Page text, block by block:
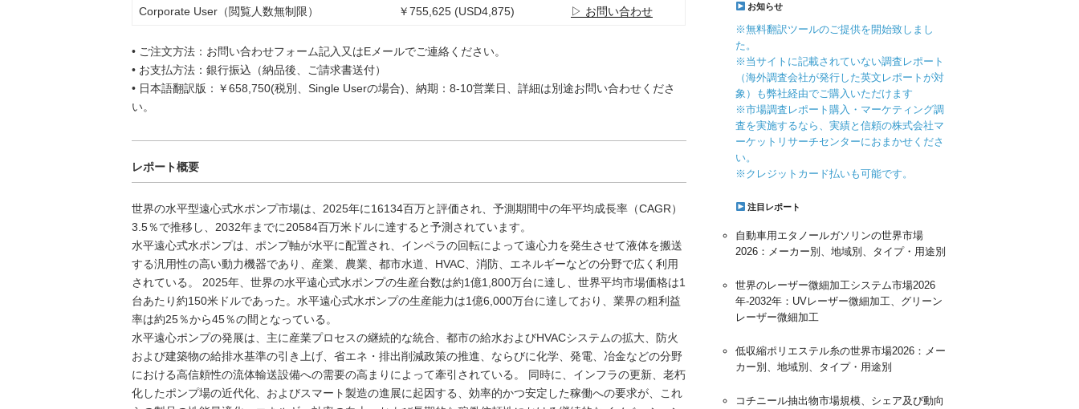
Corporate User（閲覧人数無制限） ￥755,625 (USD4,875) ▷ お問い合わせ
• ご注文方法：お問い合わせフォーム記入又はEメールでご連絡ください。
• お支払方法：銀行振込（納品後、ご請求書送付）
• 日本語翻訳版：￥658,750(税別、Single Userの場合)、納期：8-10営業日、詳細は別途お問い合わせくださ
い。
レポート概要
世界の水平型遠心式水ポンプ市場は、2025年に16134百万と評価され、予測期間中の年平均成長率（CAGR）
3.5％で推移し、2032年までに20584百万米ドルに達すると予測されています。
水平遠心式水ポンプは、ポンプ軸が水平に配置され、インペラの回転によって遠心力を発生させて液体を搬送
する汎用性の高い動力機器であり、産業、農業、都市水道、HVAC、消防、エネルギーなどの分野で広く利用
されている。 2025年、世界の水平遠心式水ポンプの生産台数は約1億1,800万台に達し、世界平均市場価格は1
台あたり約150米ドルであった。水平遠心式水ポンプの生産能力は1億6,000万台に達しており、業界の粗利益
率は約25％から45％の間となっている。
水平遠心ポンプの発展は、主に産業プロセスの継続的な統合、都市の給水およびHVACシステムの拡大、防火
および建築物の給排水基準の引き上げ、省エネ・排出削減政策の推進、ならびに化学、発電、冶金などの分野
における高信頼性の流体輸送設備への需要の高まりによって牽引されている。 同時に、インフラの更新、老朽
化したポンプ場の近代化、およびスマート製造の進展に起因する、効率的かつ安定した稼働への要求が、これ
お知らせ
※無料翻訳ツールのご提供を開始致しまし
た。
※当サイトに記載されていない調査レポート
（海外調査会社が発行した英文レポートが対
象）も弊社経由でご購入いただけます
※市場調査レポート購入・マーケティング調
査を実施するなら、実績と信頼の株式会社マ
ーケットリサーチセンターにおまかせくださ
い。
※クレジットカード払いも可能です。
注目レポート
自動車用エタノールガソリンの世界市場
2026：メーカー別、地域別、タイプ・用途別
世界のレーザー微細加工システム市場2026
年-2032年：UVレーザー微細加工、グリーン
レーザー微細加工
低収縮ポリエステル糸の世界市場2026：メー
カー別、地域別、タイプ・用途別
コチニール抽出物市場規模、シェア及び動向